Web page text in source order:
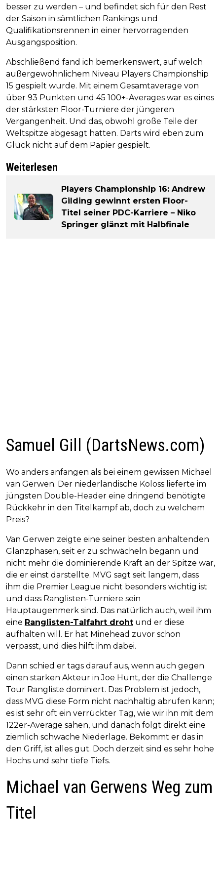
besser zu werden – und befindet sich für den Rest
der Saison in sämtlichen Rankings und
Qualifikationsrennen in einer hervorragenden
Ausgangsposition.
Abschließend fand ich bemerkenswert, auf welch
außergewöhnlichem Niveau Players Championship
15 gespielt wurde. Mit einem Gesamtaverage von
über 93 Punkten und 45 100+-Averages war es eines
der stärksten Floor-Turniere der jüngeren
Vergangenheit. Und das, obwohl große Teile der
Weltspitze abgesagt hatten. Darts wird eben zum
Glück nicht auf dem Papier gespielt.
Weiterlesen
Players Championship 16: Andrew
Gilding gewinnt ersten Floor-
Titel seiner PDC-Karriere – Niko
Springer glänzt mit Halbfinale
Samuel Gill (DartsNews.com)
Wo anders anfangen als bei einem gewissen Michael
van Gerwen. Der niederländische Koloss lieferte im
jüngsten Double-Header eine dringend benötigte
Rückkehr in den Titelkampf ab, doch zu welchem
Preis?
Van Gerwen zeigte eine seiner besten anhaltenden
Glanzphasen, seit er zu schwächeln begann und
nicht mehr die dominierende Kraft an der Spitze war,
die er einst darstellte. MVG sagt seit langem, dass
ihm die Premier League nicht besonders wichtig ist
und dass Ranglisten-Turniere sein
Hauptaugenmerk sind. Das natürlich auch, weil ihm
eine Ranglisten-Talfahrt droht und er diese
aufhalten will. Er hat Minehead zuvor schon
verpasst, und dies hilft ihm dabei.
Dann schied er tags darauf aus, wenn auch gegen
einen starken Akteur in Joe Hunt, der die Challenge
Tour Rangliste dominiert. Das Problem ist jedoch,
dass MVG diese Form nicht nachhaltig abrufen kann;
es ist sehr oft ein verrückter Tag, wie wir ihn mit dem
122er-Average sahen, und danach folgt direkt eine
ziemlich schwache Niederlage. Bekommt er das in
den Griff, ist alles gut. Doch derzeit sind es sehr hohe
Hochs und sehr tiefe Tiefs.
Michael van Gerwens Weg zum
Titel